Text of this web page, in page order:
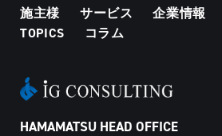
施主様 サービス 企業情報
TOPICS
コラム
HAMAMATSU HEAD OFFICE